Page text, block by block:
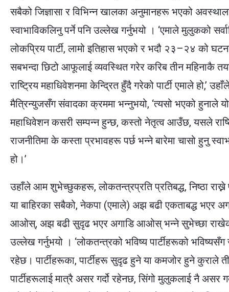
सबैको जिज्ञासा र विभिन्न खालका अनुमानहरू भएको
स्वाभाविकलिनु पर्ने पनि उल्लेख गर्नुभयो । ‘एमाले मुलुकको
लोकप्रिय पार्टी, लामो इतिहास भएको र भदौ २३–२४ को
सबभन्दा छिटो आफूलाई व्यवस्थित गरेर करिब तीन महिनाकै
राष्ट्रिय महाधिवेशनमा केन्द्रित हुँदै गरेको पार्टी एमाले हो,’
मैत्रिन्युजसँग संवादका क्रममा भन्नुभयो, ‘त्यसो भएको हुनाले यो
महाधिवेशन कसरी सम्पन्न हुन्छ, कस्तो नेतृत्व आउँछ, यसले
राजनीतिमा के कस्ता प्रभावहरू पर्छ भन्ने बारेमा चासो हुनु
हो।’
उहाँले आम शुभेच्छुकहरू, लोकतन्त्रप्रति प्रतिबद्ध, निष्ठा राख्ने
या बाहिरका सबैको, नेकपा (एमाले) अझ बढी एकताबद्ध भएर
आओस्, अझ बढी सुदृढ भएर अगाडि आओस् भन्ने सुभेच्छा
उल्लेख गर्नुभयो । ‘लोकतन्त्रको भविष्य पार्टीहरूको भविष्यसँग
रहेछ। पार्टीहरूका, पार्टीहरू सुदृढ हुने या कमजोर हुने कुराले ती
पार्टीहरूलाई मात्रै असर गर्दो रहेनछ, सिंगो मुलुकलाई नै असर